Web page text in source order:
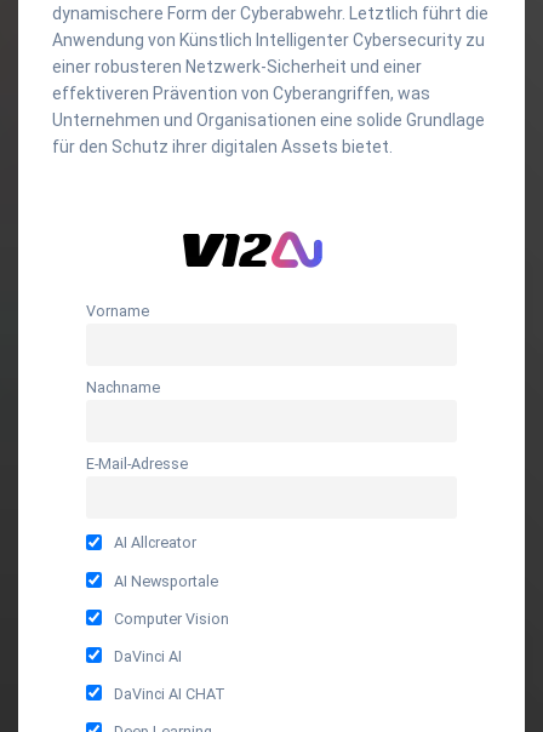
dynamischere Form der Cyberabwehr. Letztlich führt die
Anwendung von Künstlich Intelligenter Cybersecurity zu
einer robusteren Netzwerk-Sicherheit und einer
effektiveren Prävention von Cyberangriffen, was
Unternehmen und Organisationen eine solide Grundlage
für den Schutz ihrer digitalen Assets bietet.
Vorname
Nachname
E-Mail-Adresse
AI Allcreator
AI Newsportale
Computer Vision
DaVinci AI
DaVinci AI CHAT